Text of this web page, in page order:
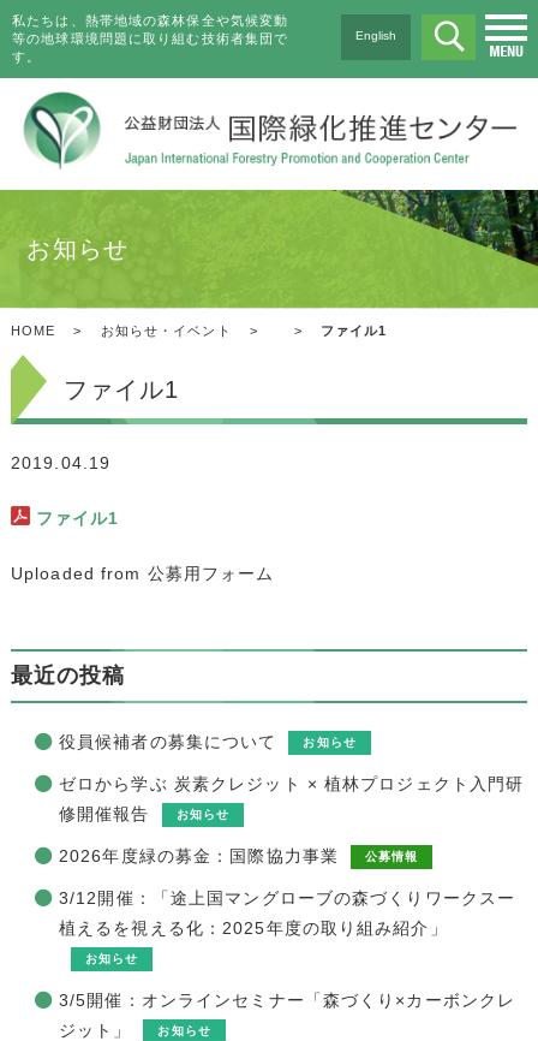
私たちは、熱帯地域の森林保全や気候変動
等の地球環境問題に取り組む技術者集団で
す。
English
お知らせ
HOME > お知らせ・イベント > > ファイル1
ファイル1
2019.04.19
ファイル1
Uploaded from 公募用フォーム
最近の投稿
役員候補者の募集について お知らせ
ゼロから学ぶ 炭素クレジット × 植林プロジェクト入門研
修開催報告
お知らせ
2026年度緑の募金：国際協力事業 公募情報
3/12開催：「途上国マングローブの森づくりワークスー
植えるを視える化：2025年度の取り組み紹介」
お知らせ
3/5開催：オンラインセミナー「森づくり×カーボンクレ
ジット」
お知らせ